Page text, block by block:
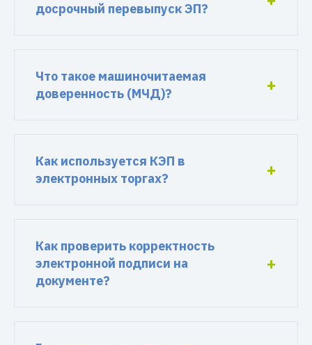
досрочный перевыпуск ЭП?
Что такое машиночитаемая
доверенность (МЧД)?
Как используется КЭП в
электронных торгах?
Как проверить корректность
электронной подписи на
документе?